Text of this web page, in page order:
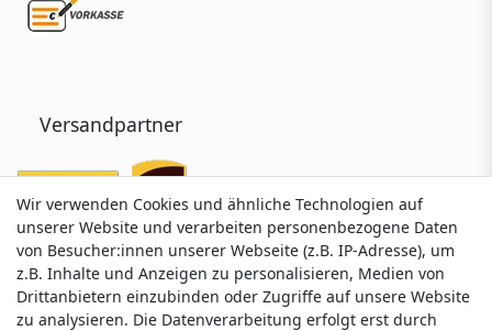
Versandpartner
Wir verwenden Cookies und ähnliche Technologien auf
unserer Website und verarbeiten personenbezogene Daten
von Besucher:innen unserer Webseite (z.B. IP-Adresse), um
z.B. Inhalte und Anzeigen zu personalisieren, Medien von
Drittanbietern einzubinden oder Zugriffe auf unsere Website
zu analysieren. Die Datenverarbeitung erfolgt erst durch
Wir verwenden Cookies und ähnliche Technologien auf
unserer Website und verarbeiten personenbezogene Daten
von Besucher:innen unserer Webseite (z.B. IP-Adresse), um
z.B. Inhalte und Anzeigen zu personalisieren, Medien von
Drittanbietern einzubinden oder Zugriffe auf unsere Website
zu analysieren. Die Datenverarbeitung erfolgt erst durch